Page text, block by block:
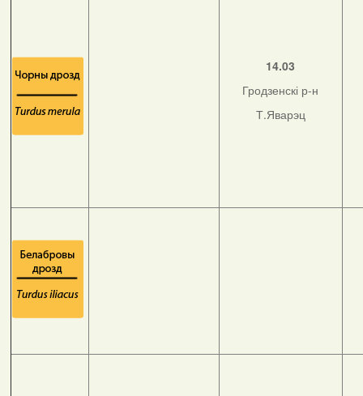
14.03
Гродзенскі р-н
Т.Яварэц